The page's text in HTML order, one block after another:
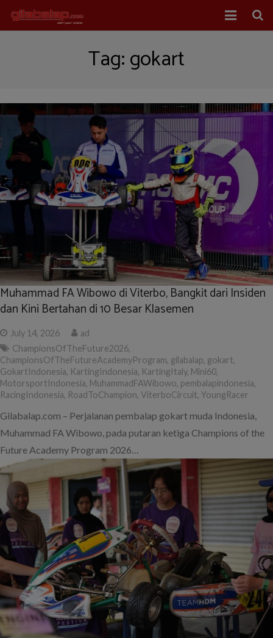
Balap Motor
About Us
Tag:gokart
Muhammad FA Wibowo di Viterbo, Bangkit dari Insiden
dan Kini Bertahan di 10 Besar Klasemen
July 14, 2026
ad
ChampionsOfTheFuture2026,
ChampionsOfTheFutureAcademyProgram, gilabalap, gokart,
GokartIndonesia, KartingIndonesia, KartingItaly, Mini60,
MotorsportIndonesia, MuhammadFAWibowo, pembalapindonesia,
RacingIndonesia, RoadToChampion, ViterboCircuit, YoungRacer
Gilabalap.com – Perjalanan pembalap gokart muda Indonesia,
Muhammad FA Wibowo, pada putaran ketiga Champions of the
Future Academy Program 2026…